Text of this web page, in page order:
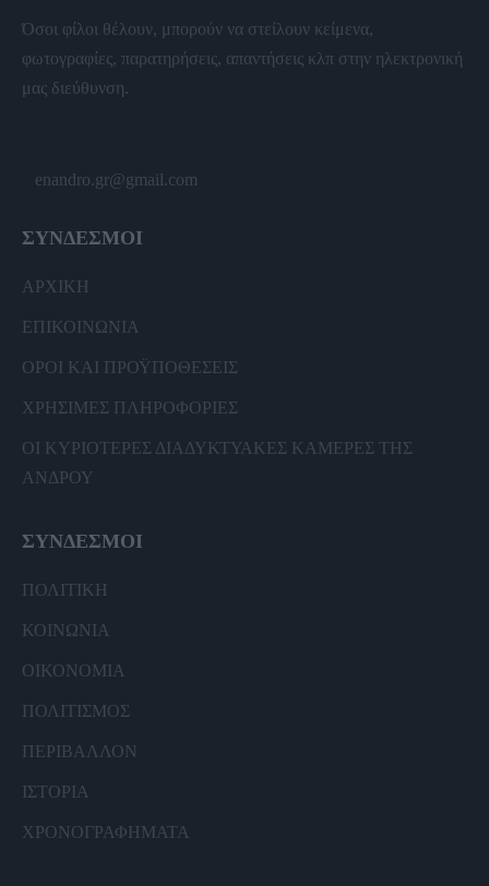
Όσοι φίλοι θέλουν, μπορούν να στείλουν κείμενα,
φωτογραφίες, παρατηρήσεις, απαντήσεις κλπ στην ηλεκτρονική
μας διεύθυνση.
enandro.gr@gmail.com
ΣΥΝΔΕΣΜΟΙ
ΑΡΧΙΚΗ
ΕΠΙΚΟΙΝΩΝΙΑ
ΟΡΟΙ ΚΑΙ ΠΡΟΫΠΟΘΕΣΕΙΣ
ΧΡΗΣΙΜΕΣ ΠΛΗΡΟΦΟΡΙΕΣ
ΟΙ ΚΥΡΙΟΤΕΡΕΣ ΔΙΑΔΥΚΤΥΑΚΕΣ ΚΑΜΕΡΕΣ ΤΗΣ
ΑΝΔΡΟΥ
ΣΥΝΔΕΣΜΟΙ
ΠΟΛΙΤΙΚΗ
ΚΟΙΝΩΝΙΑ
ΟΙΚΟΝΟΜΙΑ
ΠΟΛΙΤΙΣΜΟΣ
ΠΕΡΙΒΑΛΛΟΝ
ΙΣΤΟΡΙΑ
ΧΡΟΝΟΓΡΑΦΗΜΑΤΑ